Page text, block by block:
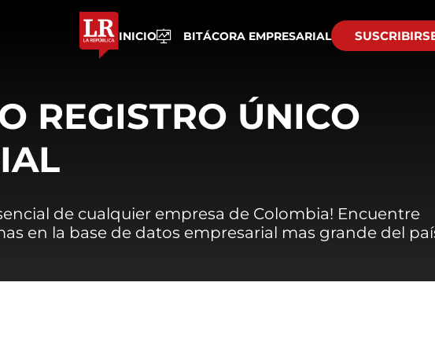
INICIO BITÁCORA EMPRESARIAL
REGISTRO ÚNICO
de cualquier empresa de Colombia! Encuentre
en la base de datos empresarial mas grande del